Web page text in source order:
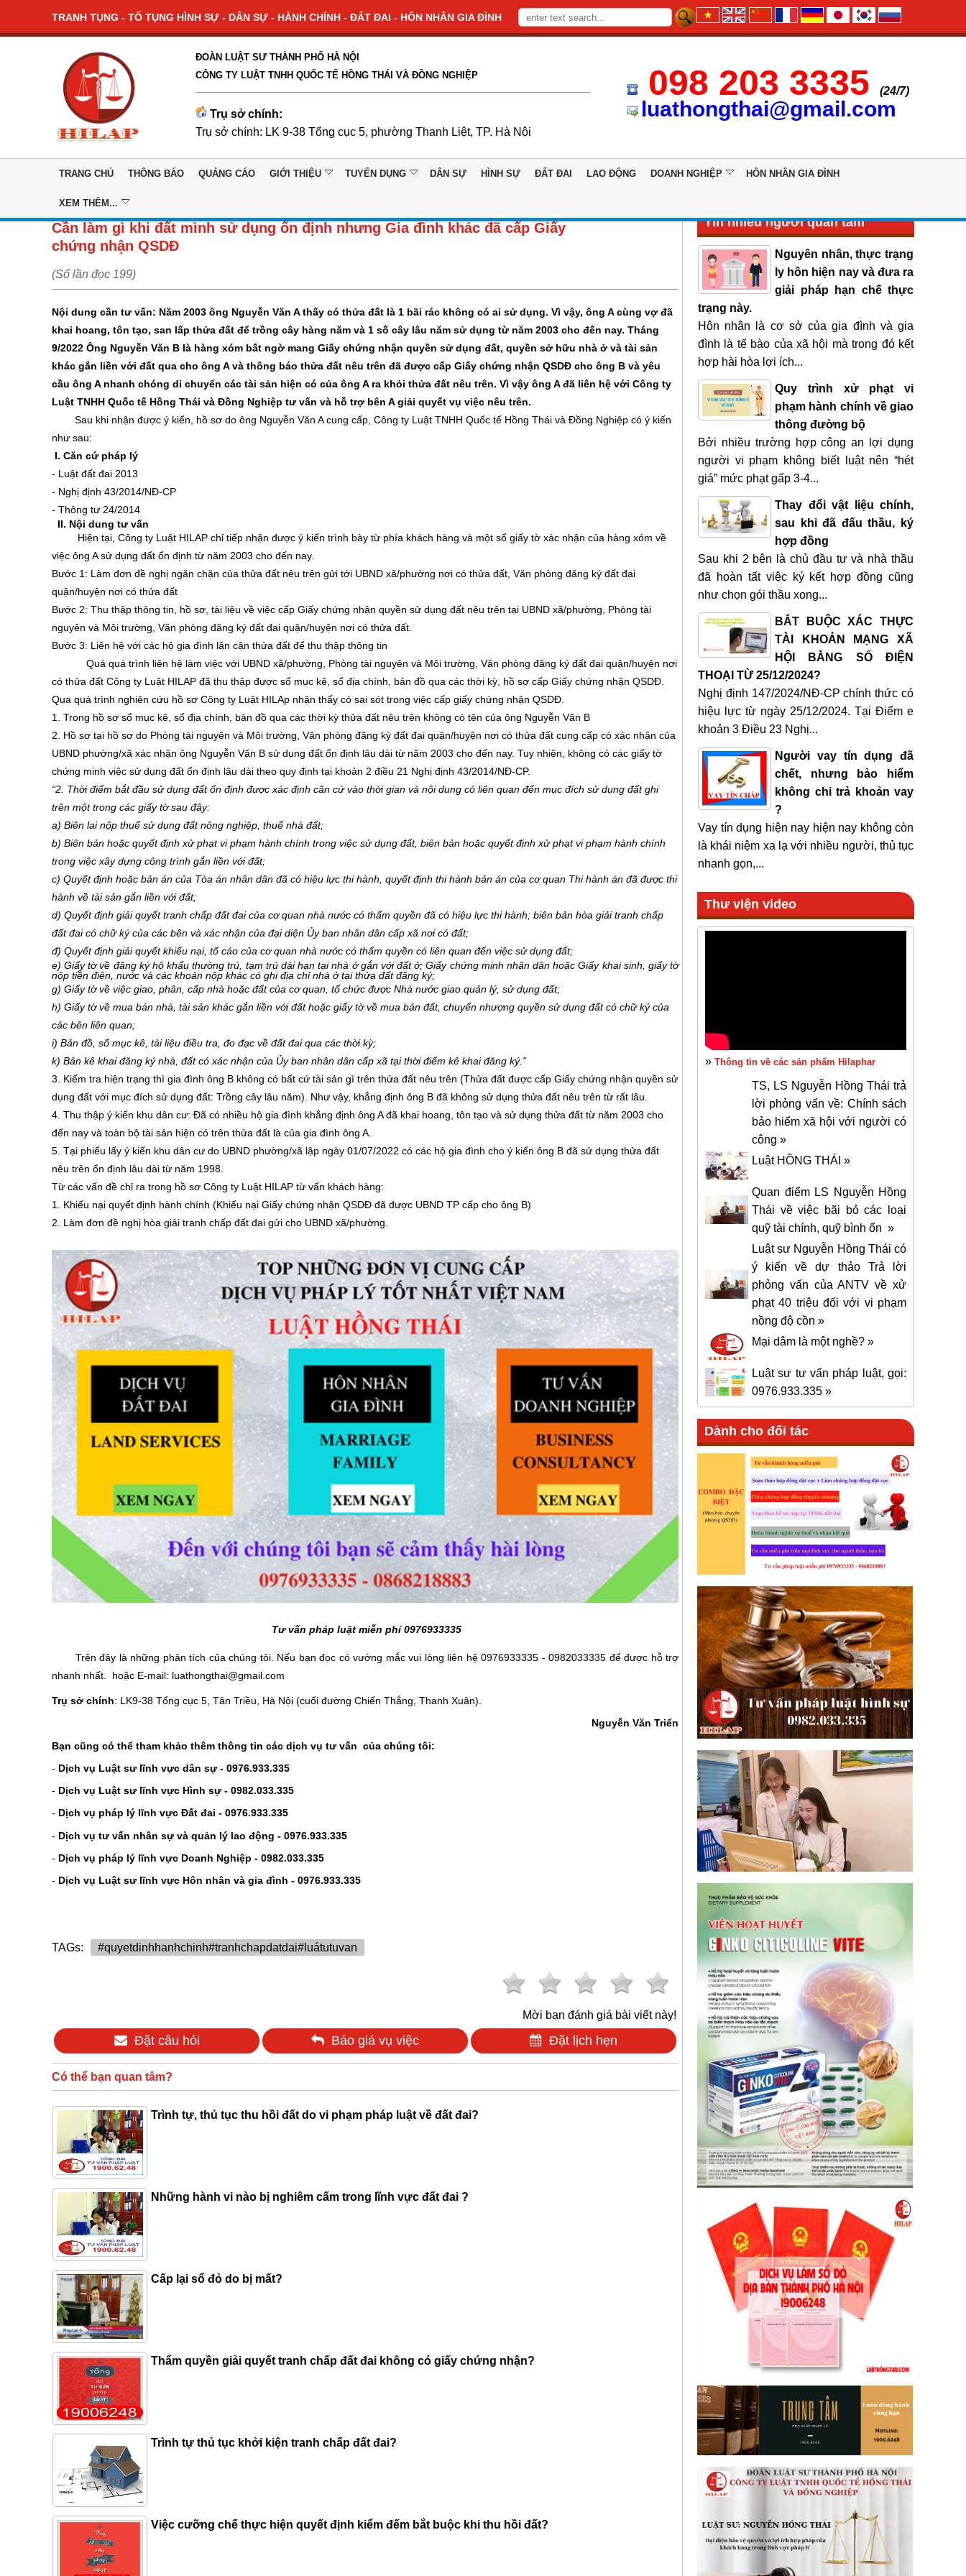
TRANH TỤNG - TỐ TỤNG HÌNH SỰ - DÂN SỰ - HÀNH CHÍNH - ĐẤT ĐAI - HÔN NHÂN GIA ĐÌNH
ĐOÀN LUẬT SƯ THÀNH PHỐ HÀ NỘI
CÔNG TY LUẬT TNHH QUỐC TẾ HỒNG THÁI VÀ ĐỒNG NGHIỆP
Trụ sở chính:
Trụ sở chính: LK 9-38 Tổng cục 5, phường Thanh Liệt, TP. Hà Nội
098 203 3335 (24/7)
luathongthai@gmail.com
TRANG CHỦ THÔNG BÁO QUẢNG CÁO GIỚI THIỆU TUYỂN DỤNG DÂN SỰ HÌNH SỰ ĐẤT ĐAI LAO ĐỘNG DOANH NGHIỆP HÔN NHÂN GIA ĐÌNH
XEM THÊM...
Cần làm gì khi đất mình sử dụng ổn định nhưng Gia đình khác đã cấp Giấy
chứng nhận QSDĐ
(Số lần đọc 199)
Nội dung cần tư vấn: Năm 2003 ông Nguyễn Văn A thấy có thửa đất là 1 bãi rác không có ai sử dụng. Vì vậy, ông A cùng vợ đã
khai hoang, tôn tạo, san lấp thửa đất để trồng cây hàng năm và 1 số cây lâu năm sử dụng từ năm 2003 cho đến nay. Tháng
9/2022 Ông Nguyễn Văn B là hàng xóm bất ngờ mang Giấy chứng nhận quyền sử dụng đất, quyền sở hữu nhà ở và tài sản
khác gắn liền với đất qua cho ông A và thông báo thửa đất nêu trên đã được cấp Giấy chứng nhận QSDĐ cho ông B và yêu
cầu ông A nhanh chóng di chuyển các tài sản hiện có của ông A ra khỏi thửa đất nêu trên. Vì vậy ông A đã liên hệ với Công ty
Luật TNHH Quốc tế Hồng Thái và Đồng Nghiệp tư vấn và hỗ trợ bên A giải quyết vụ việc nêu trên.
Sau khi nhận được ý kiến, hồ sơ do ông Nguyễn Văn A cung cấp, Công ty Luật TNHH Quốc tế Hồng Thái và Đồng Nghiệp có ý kiến
như sau:
I. Căn cứ pháp lý
- Luật đất đai 2013
- Nghị định 43/2014/NĐ-CP
- Thông tư 24/2014
II. Nội dung tư vấn
Hiện tại, Công ty Luật HILAP chỉ tiếp nhận được ý kiến trình bày từ phía khách hàng và một số giấy tờ xác nhận của hàng xóm về
việc ông A sử dụng đất ổn định từ năm 2003 cho đến nay.
Bước 1: Làm đơn đề nghị ngăn chặn của thửa đất nêu trên gửi tới UBND xã/phường nơi có thửa đất, Văn phòng đăng ký đất đai
quận/huyện nơi có thửa đất
Bước 2: Thu thập thông tin, hồ sơ, tài liệu về việc cấp Giấy chứng nhận quyền sử dụng đất nêu trên tại UBND xã/phường, Phòng tài
nguyên và Môi trường, Văn phòng đăng ký đất đai quận/huyện nơi có thửa đất.
Bước 3: Liên hệ với các hộ gia đình lân cận thửa đất để thu thập thông tin
Quá quá trình liên hệ làm việc với UBND xã/phường, Phòng tài nguyên và Môi trường, Văn phòng đăng ký đất đai quận/huyện nơi
có thửa đất Công ty Luật HILAP đã thu thập được sổ mục kê, sổ địa chính, bản đồ qua các thời kỳ, hồ sơ cấp Giấy chứng nhận QSDĐ.
Qua quá trình nghiên cứu hồ sơ Công ty Luật HILAp nhận thấy có sai sót trong việc cấp giấy chứng nhận QSDĐ.
1. Trong hồ sơ sổ mục kê, sổ địa chính, bản đồ qua các thời kỳ thửa đất nêu trên không có tên của ông Nguyễn Văn B
2. Hồ sơ tại hồ sơ do Phòng tài nguyên và Môi trường, Văn phòng đăng ký đất đai quận/huyện nơi có thửa đất cung cấp có xác nhận của
UBND phường/xã xác nhận ông Nguyễn Văn B sử dụng đất ổn định lâu dài từ năm 2003 cho đến nay. Tuy nhiên, không có các giấy tờ
chứng minh việc sử dụng đất ổn định lâu dài theo quy định tại khoản 2 điều 21 Nghị định 43/2014/NĐ-CP.
“2. Thời điểm bắt đầu sử dụng đất ổn định được xác định căn cứ vào thời gian và nội dung có liên quan đến mục đích sử dụng đất ghi
trên một trong các giấy tờ sau đây:
a) Biên lai nộp thuế sử dụng đất nông nghiệp, thuế nhà đất;
b) Biên bản hoặc quyết định xử phạt vi phạm hành chính trong việc sử dụng đất, biên bản hoặc quyết định xử phạt vi phạm hành chính
trong việc xây dựng công trình gắn liền với đất;
c) Quyết định hoặc bản án của Tòa án nhân dân đã có hiệu lực thi hành, quyết định thi hành bản án của cơ quan Thi hành án đã được thi
hành về tài sản gắn liền với đất;
d) Quyết định giải quyết tranh chấp đất đai của cơ quan nhà nước có thẩm quyền đã có hiệu lực thi hành; biên bản hòa giải tranh chấp
đất đai có chữ ký của các bên và xác nhận của đại diện Ủy ban nhân dân cấp xã nơi có đất;
đ) Quyết định giải quyết khiếu nại, tố cáo của cơ quan nhà nước có thẩm quyền có liên quan đến việc sử dụng đất;
e) Giấy tờ về đăng ký hộ khẩu thường trú, tạm trú dài hạn tại nhà ở gắn với đất ở; Giấy chứng minh nhân dân hoặc Giấy khai sinh, giấy tờ
nộp tiền điện, nước và các khoản nộp khác có ghi địa chỉ nhà ở tại thửa đất đăng ký;
g) Giấy tờ về việc giao, phân, cấp nhà hoặc đất của cơ quan, tổ chức được Nhà nước giao quản lý, sử dụng đất;
h) Giấy tờ về mua bán nhà, tài sản khác gắn liền với đất hoặc giấy tờ về mua bán đất, chuyển nhượng quyền sử dụng đất có chữ ký của
các bên liên quan;
i) Bản đồ, sổ mục kê, tài liệu điều tra, đo đạc về đất đai qua các thời kỳ;
k) Bản kê khai đăng ký nhà, đất có xác nhận của Ủy ban nhân dân cấp xã tại thời điểm kê khai đăng ký.”
3. Kiểm tra hiện trạng thì gia đình ông B không có bất cứ tài sản gì trên thửa đất nêu trên (Thửa đất được cấp Giấy chứng nhận quyền sử
dụng đất với mục đích sử dụng đất: Trồng cây lâu năm). Như vậy, khẳng định ông B đã không sử dụng thửa đất nêu trên từ rất lâu.
4. Thu thập ý kiến khu dân cư: Đã có nhiều hộ gia đình khẳng định ông A đã khai hoang, tôn tạo và sử dụng thửa đất từ năm 2003 cho
đến nay và toàn bộ tài sản hiện có trên thửa đất là của gia đình ông A.
5. Tại phiếu lấy ý kiến khu dân cư do UBND phường/xã lập ngày 01/07/2022 có các hộ gia đình cho ý kiến ông B đã sử dụng thửa đất
nêu trên ổn định lâu dài từ năm 1998.
Từ các vấn đề chỉ ra trong hồ sơ Công ty Luật HILAP từ vấn khách hàng:
1. Khiếu nại quyết định hành chính (Khiếu nại Giấy chứng nhận QSDĐ đã được UBND TP cấp cho ông B)
2. Làm đơn đề nghị hòa giải tranh chấp đất đai gửi cho UBND xã/phường.
Tư vấn pháp luật miễn phí 0976933335
Trên đây là những phân tích của chúng tôi. Nếu bạn đọc có vướng mắc vui lòng liên hệ 0976933335 - 0982033335 để được hỗ trợ
nhanh nhất.
hoặc E-mail: luathongthai@gmail.com
Trụ sở chính: LK9-38 Tổng cục 5, Tân Triều, Hà Nội (cuối đường Chiến Thắng, Thanh Xuân).
Nguyễn Văn Triển
Bạn cũng có thể tham khảo thêm thông tin các dịch vụ tư vấn của chúng tôi:
- Dịch vụ Luật sư lĩnh vực dân sự - 0976.933.335
- Dịch vụ Luật sư lĩnh vực Hình sự - 0982.033.335
- Dịch vụ pháp lý lĩnh vực Đất đai - 0976.933.335
- Dịch vụ tư vấn nhân sự và quản lý lao động - 0976.933.335
- Dịch vụ pháp lý lĩnh vực Doanh Nghiệp - 0982.033.335
- Dịch vụ Luật sư lĩnh vực Hôn nhân và gia đình - 0976.933.335
TAGs: #quyetdinhhanhchinh#tranhchapdatdai#luátutuvan
Mời bạn đánh giá bài viết này!
Đặt câu hỏi Báo giá vụ việc Đặt lịch hẹn
Có thể bạn quan tâm?
Trình tự, thủ tục thu hồi đất do vi phạm pháp luật về đất đai?
Những hành vi nào bị nghiêm cấm trong lĩnh vực đất đai ?
Cấp lại sổ đỏ do bị mất?
Thẩm quyền giải quyết tranh chấp đất đai không có giấy chứng nhận?
Trình tự thủ tục khởi kiện tranh chấp đất đai?
Việc cưỡng chế thực hiện quyết định kiểm đếm bắt buộc khi thu hồi đất?
Tin nhiều người quan tâm
Nguyên nhân, thực trạng
ly hôn hiện nay và đưa ra
giải pháp hạn chế thực
trạng này.
Hôn nhân là cơ sở của gia đình và gia
đình là tế bào của xã hội mà trong đó kết
hợp hài hòa lợi ích...
Quy trình xử phạt vi
phạm hành chính về giao
thông đường bộ
Bởi nhiều trường hợp công an lợi dụng
người vi phạm không biết luật nên “hét
giá” mức phạt gấp 3-4...
Thay đổi vật liệu chính,
sau khi đã đấu thầu, ký
hợp đồng
Sau khi 2 bên là chủ đầu tư và nhà thầu
đã hoàn tất việc ký kết hợp đồng cũng
như chọn gói thầu xong...
BẮT BUỘC XÁC THỰC
TÀI KHOẢN MẠNG XÃ
HỘI BẰNG SỐ ĐIỆN
THOẠI TỪ 25/12/2024?
Nghị định 147/2024/NĐ-CP chính thức có
hiệu lực từ ngày 25/12/2024. Tại Điểm e
khoản 3 Điều 23 Nghị...
Người vay tín dụng đã
chết, nhưng bảo hiểm
không chi trả khoản vay
?
Vay tín dụng hiện nay hiện nay không còn
là khái niệm xa lạ với nhiều người, thủ tục
nhanh gọn,...
Thư viện video
» Thông tin về các sản phẩm Hilaphar
TS, LS Nguyễn Hồng Thái trả
lời phỏng vấn về: Chính sách
bảo hiểm xã hội với người có
công »
Luật HỒNG THÁI »
Quan điểm LS Nguyễn Hồng
Thái về việc bãi bỏ các loại
quỹ tài chính, quỹ bình ổn »
Luật sư Nguyễn Hồng Thái có
ý kiến về dự thảo Trả lời
phỏng vấn của ANTV về xử
phạt 40 triệu đối với vi phạm
nồng độ cồn »
Mại dâm là một nghề? »
Luật sư tư vấn pháp luật, gọi:
0976.933.335 »
Dành cho đối tác